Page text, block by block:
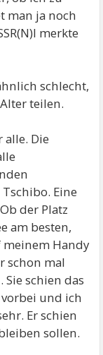
man ja noch
merkte
schlecht,
teilen.
Die
Eine
der Platz
am besten,
meinem Handy
schon mal
schien das
und ich
Er schien
sollen.